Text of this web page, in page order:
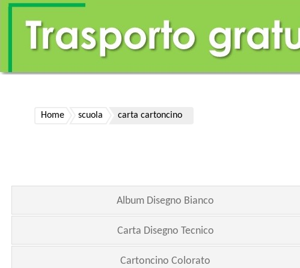
Home scuola carta cartoncino
Album Disegno Bianco
Carta Disegno Tecnico
Cartoncino Colorato